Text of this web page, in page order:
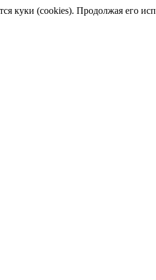
куки (cookies). Продолжая его